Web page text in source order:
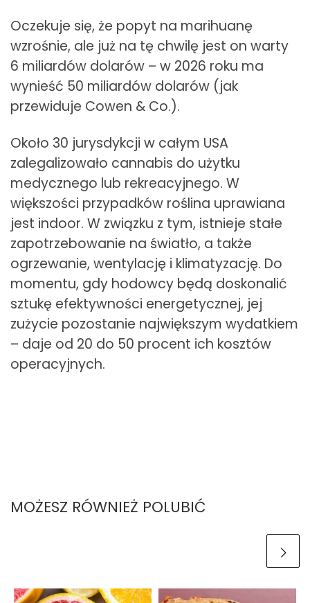
Oczekuje się, że popyt na marihuanę
wzrośnie, ale już na tę chwilę jest on warty
6 miliardów dolarów – w 2026 roku ma
wynieść 50 miliardów dolarów (jak
przewiduje Cowen & Co.).
Około 30 jurysdykcji w całym USA
zalegalizowało cannabis do użytku
medycznego lub rekreacyjnego. W
większości przypadków roślina uprawiana
jest indoor. W związku z tym, istnieje stałe
zapotrzebowanie na światło, a także
ogrzewanie, wentylację i klimatyzację. Do
momentu, gdy hodowcy będą doskonalić
sztukę efektywności energetycznej, jej
zużycie pozostanie największym wydatkiem
– daje od 20 do 50 procent ich kosztów
operacyjnych.
MOŻESZ RÓWNIEŻ POLUBIĆ